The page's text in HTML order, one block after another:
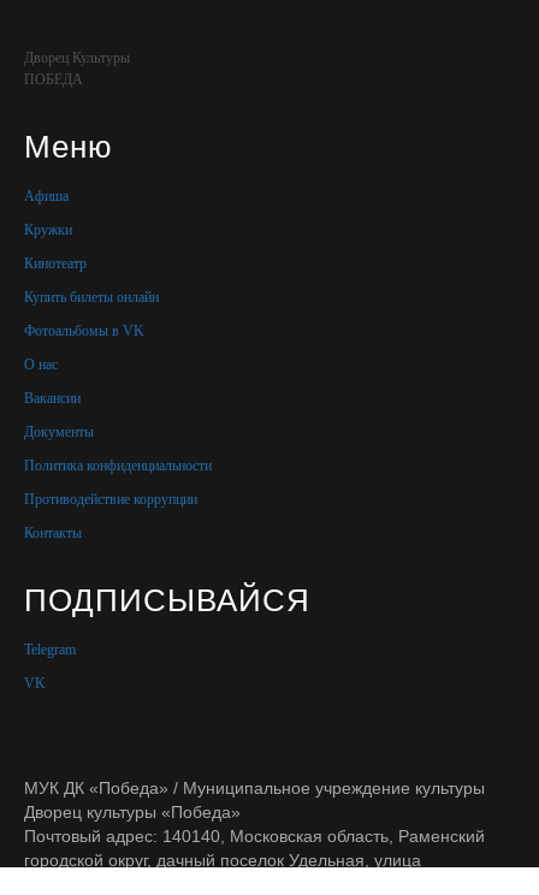
Дворец Культуры
ПОБЕДА
Меню
Афиша
Кружки
Кинотеатр
Купить билеты онлайн
Фотоальбомы в VK
О нас
Вакансии
Документы
Политика конфиденциальности
Противодействие коррупции
Контакты
ПОДПИСЫВАЙСЯ
Telegram
VK
МУК ДК «Победа» / Муниципальное учреждение культуры
Дворец культуры «Победа»
Почтовый адрес: 140140, Московская область, Раменский
городской округ, дачный поселок Удельная, улица